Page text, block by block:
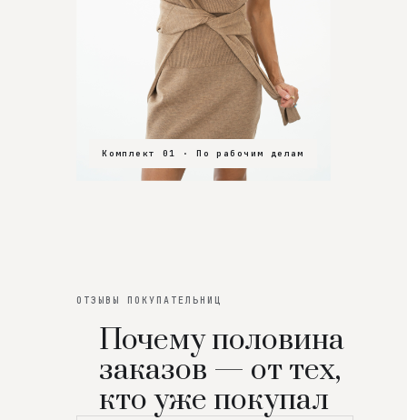
Комплект 01 · По рабочим делам
Комплект 02 · В зал
Комплект 03 · На особенный вечер
ОТЗЫВЫ ПОКУПАТЕЛЬНИЦ
Почему половина
заказов — от тех,
кто уже покупал